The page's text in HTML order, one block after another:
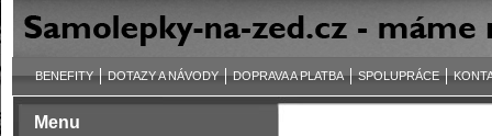
Menu
BENEFITY DOTAZY A NÁVODY DOPRAVA A PLATBA SPOLUPRÁCE